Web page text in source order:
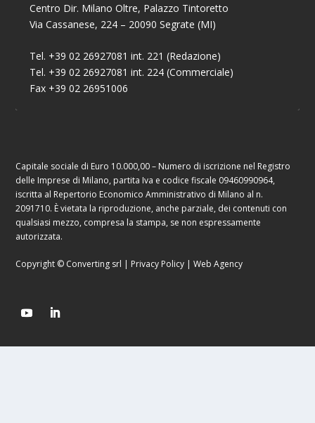
Centro Dir. Milano Oltre, Palazzo Tintoretto
Via Cassanese, 224 – 20090 Segrate (MI)
Tel. +39 02 26927081 int. 221 (Redazione)
Tel. +39 02 26927081 int. 224 (Commerciale)
Fax +39 02 26951006
Capitale sociale di Euro 10.000,00 – Numero di iscrizione nel Registro
delle Imprese di Milano, partita Iva e codice fiscale 09460990964,
iscritta al Repertorio Economico Amministrativo di Milano al n.
2091710. È vietata la riproduzione, anche parziale, dei contenuti con
qualsiasi mezzo, compresa la stampa, se non espressamente
autorizzata.
Copyright © Converting srl | Privacy Policy |Web Agency